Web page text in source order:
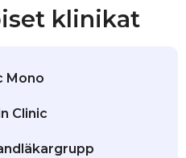
klinikat
Mono
Clinic